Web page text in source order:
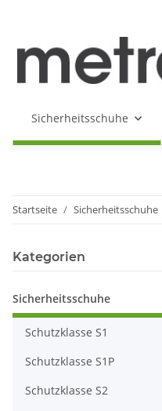
Sicherheitsschuhe
Startseite Sicherheitsschuhe
Kategorien
Sicherheitsschuhe
Schutzklasse S1
Schutzklasse S1P
Schutzklasse S2